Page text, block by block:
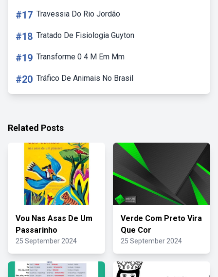
#17 Travessia Do Rio Jordão
#18 Tratado De Fisiologia Guyton
#19 Transforme 0 4 M Em Mm
#20 Tráfico De Animais No Brasil
Related Posts
Vou Nas Asas De Um
Passarinho
25 September 2024
Verde Com Preto Vira
Que Cor
25 September 2024